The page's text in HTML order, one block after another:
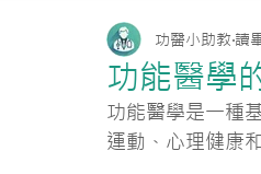
功能醫學
功醫小助教 讀
功能醫學是一種
運動、心理健康